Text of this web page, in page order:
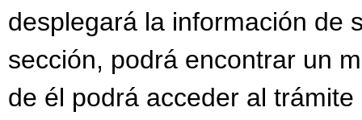
desplegará la información de
sección, podrá encontrar un
de él podrá acceder al